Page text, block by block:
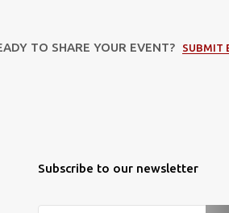
TO SHARE YOUR EVENT? SUBMIT
Subscribe to our newsletter